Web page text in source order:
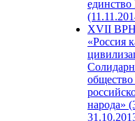
единство
XVII
«Россия
народа»